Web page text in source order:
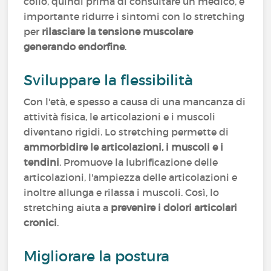
importante ridurre i sintomi con lo stretching
per rilasciare la tensione muscolare
generando endorfine.
Sviluppare la flessibilità
Con l'età, e spesso a causa di una mancanza di
attività fisica, le articolazioni e i muscoli
diventano rigidi. Lo stretching permette di
ammorbidire le articolazioni, i muscoli e i
tendini. Promuove la lubrificazione delle
articolazioni, l'ampiezza delle articolazioni e
inoltre allunga e rilassa i muscoli. Così, lo
stretching aiuta a prevenire i dolori articolari
cronici.
Migliorare la postura